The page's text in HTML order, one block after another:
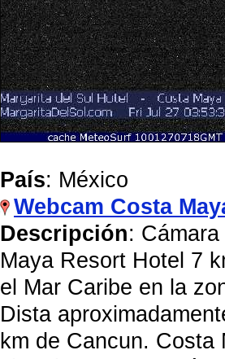
País: México
Webcam Costa
Descripción:
Maya Resort Hotel 7
el Mar Caribe en la
Dista
km de Cancun. Costa